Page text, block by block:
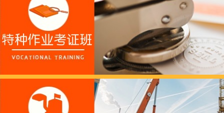
养老护理员培训——提
十二月：保持热爱，成
跟“emo”说拜拜！